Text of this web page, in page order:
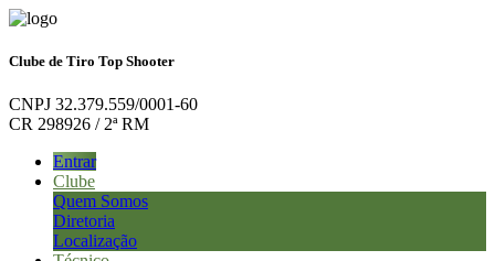
Clube de Tiro Top Shooter
CNPJ 32.379.559/0001-60
CR 298926 / 2ª RM
Entrar
Clube
Quem Somos
Diretoria
Localização